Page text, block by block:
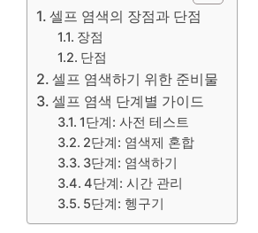
셀프 염색의 장점과 단점
장점
단점
셀프 염색하기 위한 준비물
셀프 염색 단계별 가이드
1단계: 사전 테스트
2단계: 염색제 혼합
3단계: 염색하기
4단계: 시간 관리
5단계: 헹구기